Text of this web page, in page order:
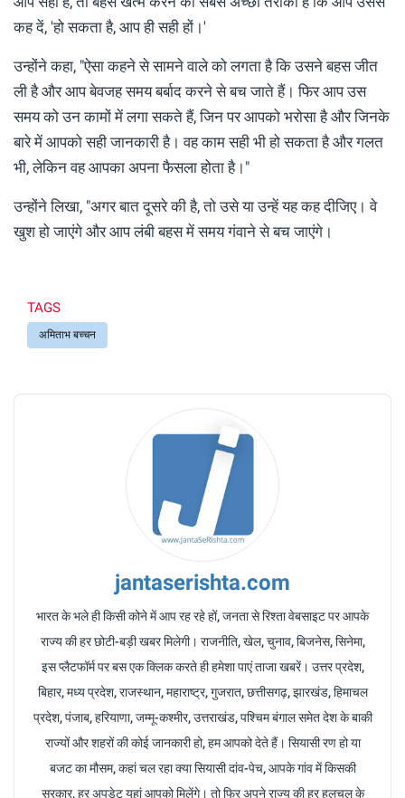
कह दें, 'हो सकता है, आप ही सही हों।'
उन्होंने कहा, "ऐसा कहने से सामने वाले को लगता है कि उसने बहस जीत
ली है और आप बेवजह समय बर्बाद करने से बच जाते हैं। फिर आप उस
समय को उन कामों में लगा सकते हैं, जिन पर आपको भरोसा है और जिनके
बारे में आपको सही जानकारी है। वह काम सही भी हो सकता है और गलत
भी, लेकिन वह आपका अपना फैसला होता है।"
उन्होंने लिखा, "अगर बात दूसरे की है, तो उसे या उन्हें यह कह दीजिए। वे
खुश हो जाएंगे और आप लंबी बहस में समय गंवाने से बच जाएंगे।
TAGS
अमिताभ बच्चन
jantaserishta.com
भारत के भले ही किसी कोने में आप रह रहे हों, जनता से रिश्ता वेबसाइट पर आपके
राज्य की हर छोटी-बड़ी खबर मिलेगी। राजनीति, खेल, चुनाव, बिजनेस, सिनेमा,
इस प्लैटफॉर्म पर बस एक क्लिक करते ही हमेशा पाएं ताजा खबरें। उत्तर प्रदेश,
बिहार, मध्य प्रदेश, राजस्थान, महाराष्ट्र, गुजरात, छत्तीसगढ़, झारखंड, हिमाचल
प्रदेश, पंजाब, हरियाणा, जम्मू-कश्मीर, उत्तराखंड, पश्चिम बंगाल समेत देश के बाकी
राज्यों और शहरों की कोई जानकारी हो, हम आपको देते हैं। सियासी रण हो या
बजट का मौसम, कहां चल रहा क्या सियासी दांव-पेच, आपके गांव में किसकी
सरकार, हर अपडेट यहां आपको मिलेंगे। तो फिर अपने राज्य की हर हलचल के